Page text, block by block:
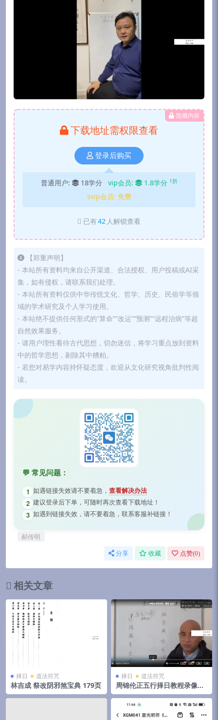
隐藏内容
下载地址需权限查看
登录后购买
普通用户: 18学分 vip会员: 1.8学分 1折
svip会员: 免费
已有42 人解锁查看
【郑重声明】
- 本站所有资料均来自公开渠道、合法授权、用户投稿或AI采
集，如有侵权，请联系我们处理。
- 本站所有资料仅供中华传统文化、哲学、历史、民俗学等领
域的学术研究及个人学习使用。
- 本站绝不提供任何形式的“算命”“改运”“预测”“远程治病”等超
自然效果服务。
- 请用户理性看待古代思想，切勿迷信，将学习重点放到资料
中的哲学思想，剔除其中糟粕。
- 若您对易学内容持怀疑态度，欢迎从文化研究视角批判性阅
读。
💬 常见问题：
1 如遇链接失效请不要着急， 查看解决办法
2 建议登录后下单，可随时再次查看下载地址！
3 如遇到链接失效，请不要着急，联系客服补链接！
郝传明
分享 收藏 点赞(0)
相关文章
择日 道法符咒
林吉成 祭改阴邪煞宝典 179页
择日 道法符咒
周锦伦正五行择日教程录像视
频62集65个视频（全网最全）